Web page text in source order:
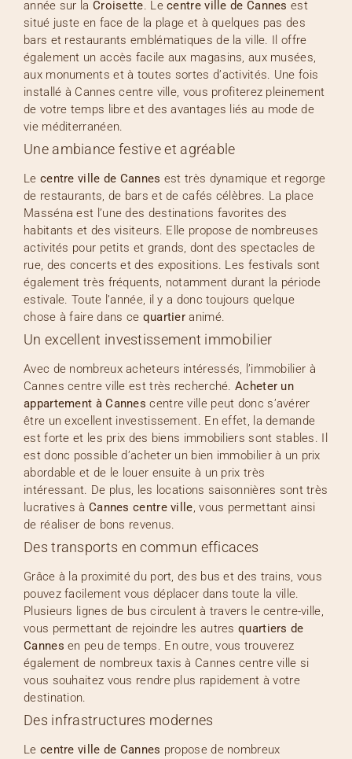
année sur la Croisette. Lecentre ville de Cannes est
situé juste en face de la plage et à quelques pas des
bars et restaurants emblématiques de la ville. Il offre
également un accès facile aux magasins, aux musées,
aux monuments et à toutes sortes d’activités. Une fois
installé à Cannes centre ville, vous profiterez pleinement
de votre temps libre et des avantages liés au mode de
vie méditerranéen.
Une ambiance festive et agréable
Le centre ville de Cannes est très dynamique et regorge
de restaurants, de bars et de cafés célèbres. La place
Masséna est l’une des destinations favorites des
habitants et des visiteurs. Elle propose de nombreuses
activités pour petits et grands, dont des spectacles de
rue, des concerts et des expositions. Les festivals sont
également très fréquents, notamment durant la période
estivale. Toute l’année, il y a donc toujours quelque
chose à faire dans ce quartier animé.
Un excellent investissement immobilier
Avec de nombreux acheteurs intéressés, l’immobilier à
Cannes centre ville est très recherché.Acheter un
appartement à Cannes centre ville peut donc s’avérer
être un excellent investissement. En effet, la demande
est forte et les prix des biens immobiliers sont stables. Il
est donc possible d’acheter un bien immobilier à un prix
abordable et de le louer ensuite à un prix très
intéressant. De plus, les locations saisonnières sont très
lucratives à Cannes centre ville, vous permettant ainsi
de réaliser de bons revenus.
Des transports en commun efficaces
Grâce à la proximité du port, des bus et des trains, vous
pouvez facilement vous déplacer dans toute la ville.
Plusieurs lignes de bus circulent à travers le centre-ville,
vous permettant de rejoindre les autresquartiers de
Cannes en peu de temps. En outre, vous trouverez
également de nombreux taxis à Cannes centre ville si
vous souhaitez vous rendre plus rapidement à votre
destination.
Des infrastructures modernes
Le centre ville de Cannes propose de nombreux